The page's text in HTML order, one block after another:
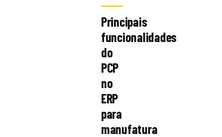
Principais
funcionalidades
do
PCP
no
ERP
para
manufatura